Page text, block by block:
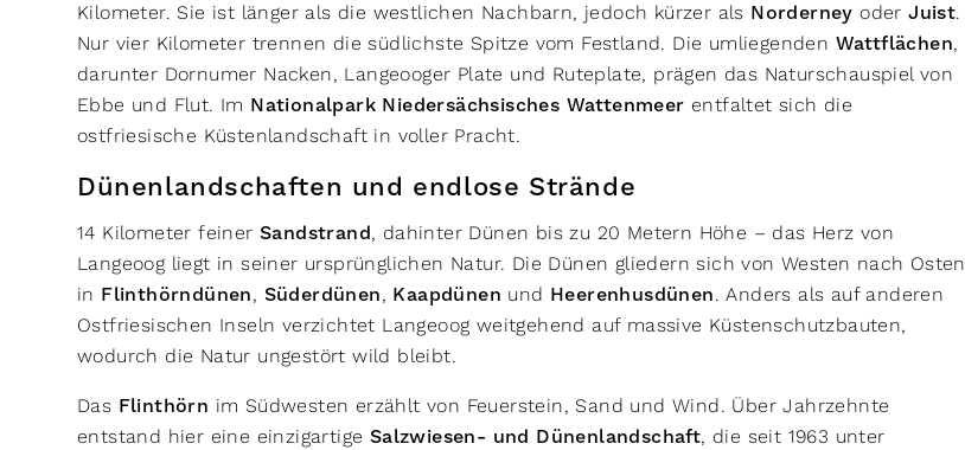
Kilometer. Sie ist länger als die westlichen Nachbarn, jedoch kürzer als Norderney oderJuist.
Nur vier Kilometer trennen die südlichste Spitze vom Festland. Die umliegenden Wattflächen,
darunter Dornumer Nacken, Langeooger Plate und Ruteplate, prägen das Naturschauspiel von
Ebbe und Flut. Im Nationalpark Niedersächsisches Wattenmeer entfaltet sich die
ostfriesische Küstenlandschaft in voller Pracht.
Dünenlandschaften und endlose Strände
14 Kilometer feiner Sandstrand, dahinter Dünen bis zu 20 Metern Höhe – das Herz von
Langeoog liegt in seiner ursprünglichen Natur. Die Dünen gliedern sich von Westen nach Osten
in Flinthörndünen, Süderdünen, Kaapdünen und Heerenhusdünen. Anders als auf anderen
Ostfriesischen Inseln verzichtet Langeoog weitgehend auf massive Küstenschutzbauten,
wodurch die Natur ungestört wild bleibt.
Das Flinthörn im Südwesten erzählt von Feuerstein, Sand und Wind. Über Jahrzehnte
entstand hier eine einzigartige Salzwiesen- und Dünenlandschaft, die seit 1963 unter